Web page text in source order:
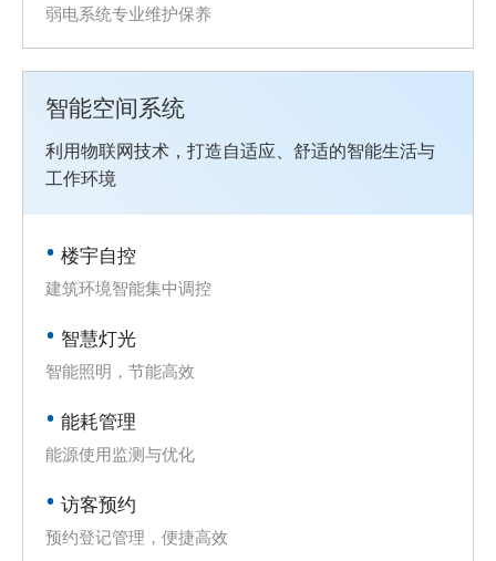
弱电系统专业维护保养
智能空间系统
利用物联网技术，打造自适应、舒适的智能生活与
工作环境
楼宇自控
建筑环境智能集中调控
智慧灯光
智能照明，节能高效
能耗管理
能源使用监测与优化
访客预约
预约登记管理，便捷高效